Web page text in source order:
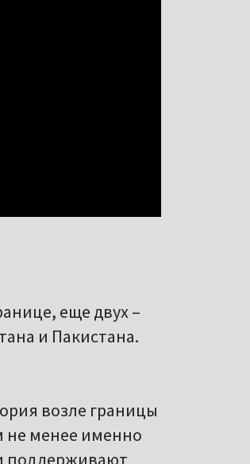
еще двух –
и Пакистана.
возле границы
не менее именно